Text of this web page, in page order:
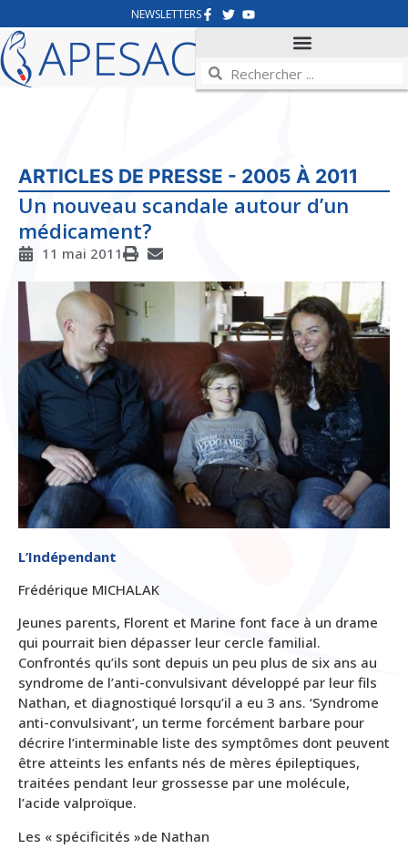
NEWSLETTERS
ARTICLES DE PRESSE - 2005 À 2011
Un nouveau scandale autour d’un
médicament?
11 mai 2011
L’Indépendant
Frédérique MICHALAK
Jeunes parents, Florent et Marine font face à un drame
qui pourrait bien dépasser leur cercle familial.
Confrontés qu’ils sont depuis un peu plus de six ans au
syndrome de l’anti-convulsivant développé par leur fils
Nathan, et diagnostiqué lorsqu’il a eu 3 ans. ‘Syndrome
anti-convulsivant’, un terme forcément barbare pour
décrire l’interminable liste des symptômes dont peuvent
être atteints les enfants nés de mères épileptiques,
traitées pendant leur grossesse par une molécule,
l’acide valproïque.
Les « spécificités »de Nathan